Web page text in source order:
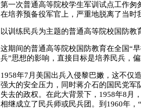
第一次普通高等院校学生军训试点工作
在培养预备役军官上，严重地脱离了当时
以训练民兵为主题的普通高等院校国防教
这期间的普通高等院校国防教育在全国“
兵”思想的影响，直接目标是培养民兵，
1958年7月美国出兵入侵黎巴嫩，这不仅
强大的安全压力，同时蒋介石的国民党军
失去的政权。在此大背景下，1958年8月
相继成立了民兵师或民兵团。到1960年